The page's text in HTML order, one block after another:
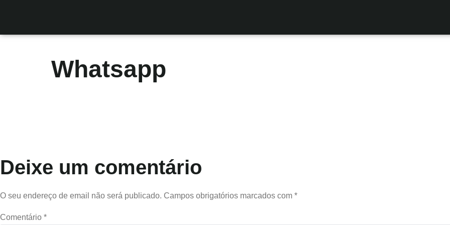
Whatsapp
Deixe um comentário
O seu endereço de email não será publicado. Campos obrigatórios marcados com *
Comentário *